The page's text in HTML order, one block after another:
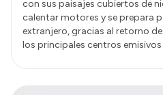
con sus paisajes cubiertos de
calentar motores y se prepara
extranjero, gracias al retorno
los principales centros emisivos